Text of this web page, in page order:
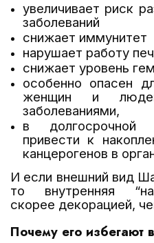
увеличивает риск
заболеваний
снижает иммунитет
нарушает работу
снижает уровень
особенно опасен
женщин и
заболеваниями,
в долгосрочной
привести к
канцерогенов в
И если внешний вид
то внутренняя
скорее декорацией,
Почему его избегают